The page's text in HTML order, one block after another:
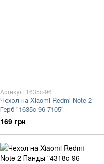
Артикул: 1635c-96
Чехол на Xiaomi Redmi Note 2
Герб "1635c-96-7105"
169 грн